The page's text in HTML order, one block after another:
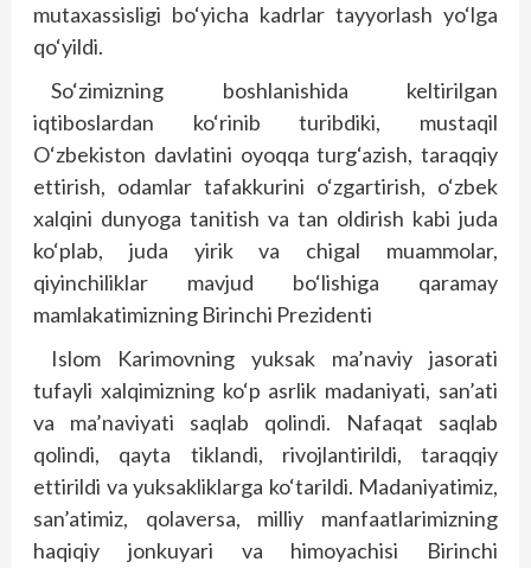
mutaxassisligi bo‘yicha kadrlar tayyorlash yo‘lga
qo‘yildi.
So‘zimizning boshlanishida keltirilgan
iqtiboslardan ko‘rinib turibdiki, mustaqil
O‘zbekiston davlatini oyoqqa turg‘azish, taraqqiy
ettirish, odamlar tafakkurini o‘zgartirish, o‘zbek
xalqini dunyoga tanitish va tan oldirish kabi juda
ko‘plab, juda yirik va chigal muammolar,
qiyinchiliklar mavjud bo‘lishiga qaramay
mamlakatimizning Birinchi Prezidenti
Islom Karimovning yuksak ma’naviy jasorati
tufayli xalqimizning ko‘p asrlik madaniyati, san’ati
va ma’naviyati saqlab qolindi. Nafaqat saqlab
qolindi, qayta tiklandi, rivojlantirildi, taraqqiy
ettirildi va yuksakliklarga ko‘tarildi. Madaniyatimiz,
san’atimiz, qolaversa, milliy manfaatlarimizning
haqiqiy jonkuyari va himoyachisi Birinchi